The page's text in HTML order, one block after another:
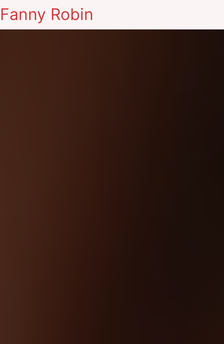
Fanny Robin